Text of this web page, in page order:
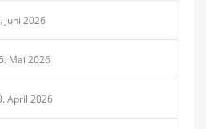
Juni 2026
Mai 2026
April 2026